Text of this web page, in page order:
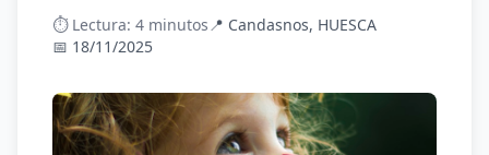
⏱️ Lectura: 4 minutos📍 Candasnos, HUESCA
📅 18/11/2025